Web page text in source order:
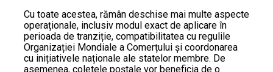
Cu toate acestea, rămân deschise mai multe aspecte
operaționale, inclusiv modul exact de aplicare în
perioada de tranziție, compatibilitatea cu regulile
Organizației Mondiale a Comerțului și coordonarea
cu inițiativele naționale ale statelor membre. De
asemenea, coletele poștale vor beneficia de o